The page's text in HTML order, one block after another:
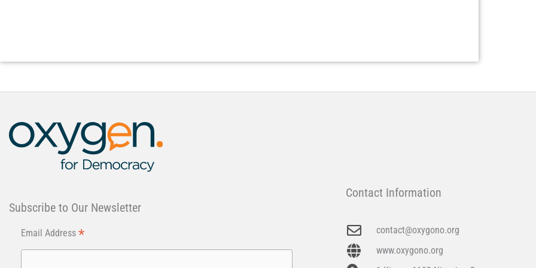
Subscribe to Our Newsletter
Email Address *
Contact Information
contact@oxygono.org
www.oxygono.org